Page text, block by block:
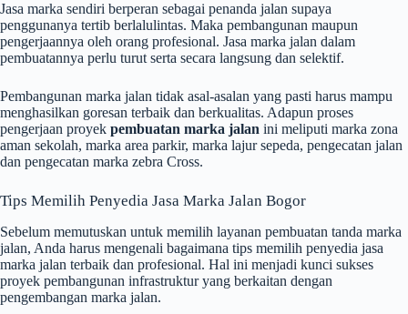
Jasa marka sendiri berperan sebagai penanda jalan supaya
penggunanya tertib berlalulintas. Maka pembangunan maupun
pengerjaannya oleh orang profesional. Jasa marka jalan dalam
pembuatannya perlu turut serta secara langsung dan selektif.
Pembangunan marka jalan tidak asal-asalan yang pasti harus mampu
menghasilkan goresan terbaik dan berkualitas. Adapun proses
pengerjaan proyek pembuatan marka jalan ini meliputi marka zona
aman sekolah, marka area parkir, marka lajur sepeda, pengecatan jalan
dan pengecatan marka zebra Cross.
Tips Memilih Penyedia Jasa Marka Jalan Bogor
Sebelum memutuskan untuk memilih layanan pembuatan tanda marka
jalan, Anda harus mengenali bagaimana tips memilih penyedia jasa
marka jalan terbaik dan profesional. Hal ini menjadi kunci sukses
proyek pembangunan infrastruktur yang berkaitan dengan
pengembangan marka jalan.